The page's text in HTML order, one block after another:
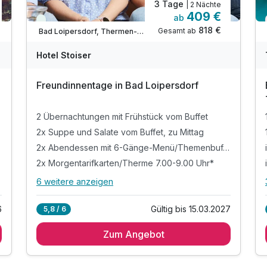
Entscheidungsgrundlage zur Verfügung. Sie machen gerne
Kurzurlaube oder möchten nur schnell mal weg? Attraktive
Reiseziele gibt es viele in Österreich. Kurzurlaub und
verreist man oft kurz im Jahr weg. Finden Sie auf
Wunschurlaub. Verreisen Sie einfach mal kurzfristig und
überraschen.
Viele Termine frei
Bad Loipersdorf, Thermen- & Vulkanland Steiermark
3 Tage | 2 Nächte
ab 409 €
Gesamt ab 818 €
Hotel Stoiser
Freundinnentage in Bad Loipersdorf
2 Übernachtungen mit Frühstück vom Buffet
2x Suppe und Salate vom Buffet, zu Mittag
2x Abendessen mit 6-Gänge-Menü/Themenbuffet
2x Morgentarifkarten/Therme 7.00-9.00 Uhr*
Alle Inklusivleistungen
2x Suppe und Salate vom Buffet, zu Mittag
6 weitere anzeigen
5,8 / 6 Gültig bis 15.03.2027
Zum Angebot